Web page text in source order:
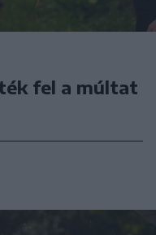
fel a múltat